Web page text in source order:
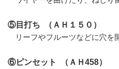
⑤目打ち （ＡＨ１５０）
リーフやフルーツなどに穴を
⑥ピンセット （ＡＨ458）